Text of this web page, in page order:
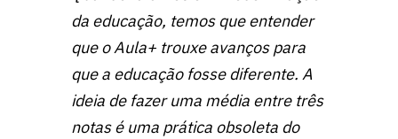
da educação, temos que entender
que o Aula+ trouxe avanços para
que a educação fosse diferente. A
ideia de fazer uma média entre três
notas é uma prática obsoleta do